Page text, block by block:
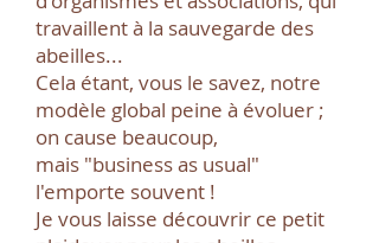
travaillent à la sauvegarde des
abeilles...
Cela étant, vous le savez, notre
modèle global peine à évoluer ;
on cause beaucoup,
mais "business as usual"
l'emporte souvent !
Je vous laisse découvrir ce petit